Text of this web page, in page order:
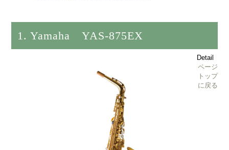
1. Yamaha YAS-875EX
Detail
ページ
トップ
に戻る